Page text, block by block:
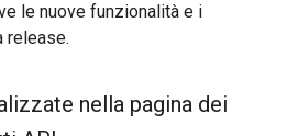
le nuove funzionalità e i
release.
nella pagina dei